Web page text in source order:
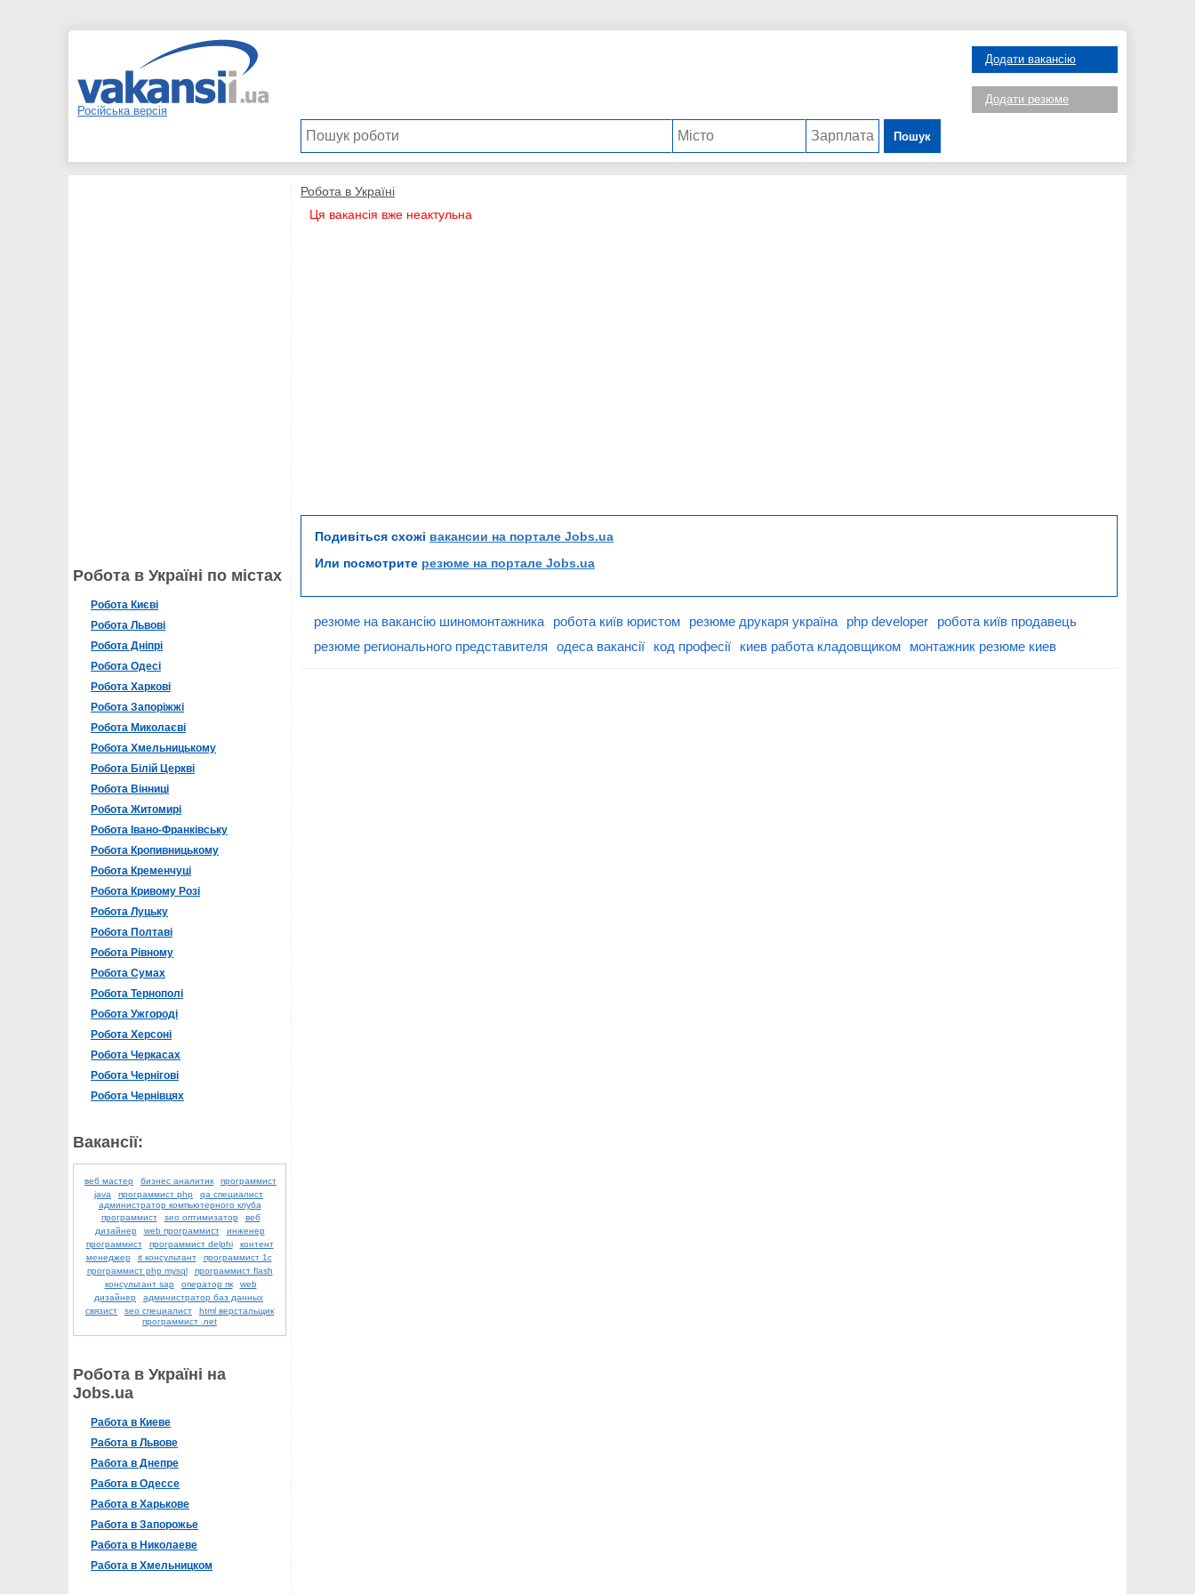
Російська версія
Пошук
Додати вакансію
Додати резюме
Робота в Україні по містах
Робота Києві
Робота Львові
Робота Дніпрі
Робота Одесі
Робота Харкові
Робота Запоріжжі
Робота Миколаєві
Робота Хмельницькому
Робота Білій Церкві
Робота Вінниці
Робота Житомирі
Робота Івано-Франківську
Робота Кропивницькому
Робота Кременчуці
Робота Кривому Розі
Робота Луцьку
Робота Полтаві
Робота Рівному
Робота Сумах
Робота Тернополі
Робота Ужгороді
Робота Херсоні
Робота Черкасах
Робота Чернігові
Робота Чернівцях
Вакансії:
веб мастер бизнес аналитик
программист
java
программист php
qa специалист
администратор компьютерного клуба
программист
seo оптимизатор
веб
дизайнер
web программист
инженер
программист
программист delphi
контент
менеджер
it консультант
программист 1с
программист php mysql
программист flash
консультант sap
оператор пк
web
дизайнер
администратор баз данных
связист
seo специалист
html верстальщик
программист .net
Робота в Україні на
Jobs.ua
Работа в Киеве
Работа в Львове
Работа в Днепре
Работа в Одессе
Работа в Харькове
Работа в Запорожье
Работа в Николаеве
Работа в Хмельницком
Робота в Україні
Ця вакансія вже неактульна
Подивіться схожі вакансии на портале Jobs.ua
Или посмотрите резюме на портале Jobs.ua
резюме на вакансію шиномонтажника робота київ юристом резюме друкаря україна php developer
робота київ продавець
резюме регионального представителя
одеса вакансії код професії киев работа кладовщиком монтажник резюме киев